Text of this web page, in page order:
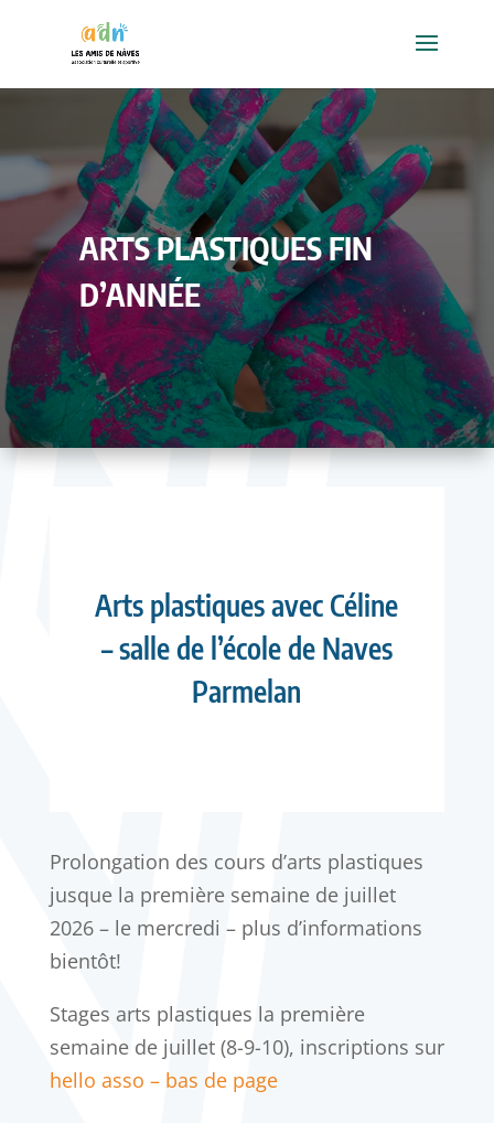
ARTS PLASTIQUES FIN
D’ANNÉE
Arts plastiques avec Céline
– salle de l’école de Naves
Parmelan
Prolongation des cours d’arts plastiques
jusque la première semaine de juillet
2026 – le mercredi – plus d’informations
bientôt!
Stages arts plastiques la première
semaine de juillet (8-9-10), inscriptions sur
hello asso – bas de page